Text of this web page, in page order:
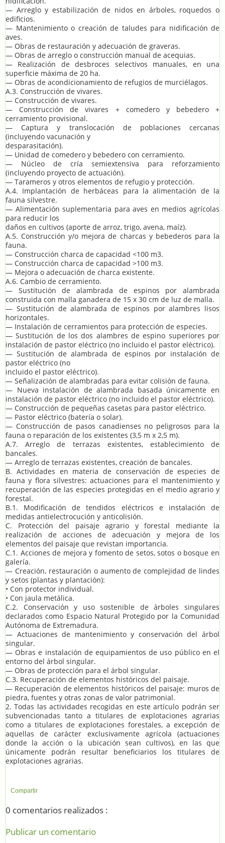
— Arreglo y estabilización de nidos en árboles, roquedos o
edificios.
— Mantenimiento o creación de taludes para nidificación de
aves.
— Obras de restauración y adecuación de graveras.
— Obras de arreglo o construcción manual de acequias.
— Realización de desbroces selectivos manuales, en una
superficie máxima de 20 ha.
— Obras de acondicionamiento de refugios de murciélagos.
A.3. Construcción de vivares.
— Construcción de vivares.
— Construcción de vivares + comedero y bebedero +
cerramiento provisional.
— Captura y translocación de poblaciones cercanas
(incluyendo vacunación y
desparasitación).
— Unidad de comedero y bebedero con cerramiento.
— Núcleo de cría semiextensiva para reforzamiento
(incluyendo proyecto de actuación).
— Tarameros y otros elementos de refugio y protección.
A.4. Implantación de herbáceas para la alimentación de la
fauna silvestre.
— Alimentación suplementaria para aves en medios agrícolas
para reducir los
daños en cultivos (aporte de arroz, trigo, avena, maíz).
A.5. Construcción y/o mejora de charcas y bebederos para la
fauna.
— Construcción charca de capacidad <100 m3.
— Construcción charca de capacidad >100 m3.
— Mejora o adecuación de charca existente.
A.6. Cambio de cerramiento.
— Sustitución de alambrada de espinos por alambrada
construida con malla ganadera de 15 x 30 cm de luz de malla.
— Sustitución de alambrada de espinos por alambres lisos
horizontales.
— Instalación de cerramientos para protección de especies.
— Sustitución de los dos alambres de espino superiores por
instalación de pastor eléctrico (no incluido el pastor eléctrico).
— Sustitución de alambrada de espinos por instalación de
pastor eléctrico (no
incluido el pastor eléctrico).
— Señalización de alambradas para evitar colisión de fauna.
— Nueva instalación de alambrada basada únicamente en
instalación de pastor eléctrico (no incluido el pastor eléctrico).
— Construcción de pequeñas casetas para pastor eléctrico.
— Pastor eléctrico (batería o solar).
— Construcción de pasos canadienses no peligrosos para la
fauna o reparación de los existentes (3,5 m x 2,5 m).
A.7. Arreglo de terrazas existentes, establecimiento de
bancales.
— Arreglo de terrazas existentes, creación de bancales.
B. Actividades en materia de conservación de especies de
fauna y flora silvestres: actuaciones para el mantenimiento y
recuperación de las especies protegidas en el medio agrario y
forestal.
B.1. Modificación de tendidos eléctricos e instalación de
medidas antielectrocución y anticolisión.
C. Protección del paisaje agrario y forestal mediante la
realización de acciones de adecuación y mejora de los
elementos del paisaje que revistan importancia.
C.1. Acciones de mejora y fomento de setos, sotos o bosque en
galería.
— Creación, restauración o aumento de complejidad de lindes
y setos (plantas y plantación):
• Con protector individual.
• Con jaula metálica.
C.2. Conservación y uso sostenible de árboles singulares
declarados como Espacio Natural Protegido por la Comunidad
Autónoma de Extremadura.
— Actuaciones de mantenimiento y conservación del árbol
singular.
— Obras e instalación de equipamientos de uso público en el
entorno del árbol singular.
— Obras de protección para el árbol singular.
C.3. Recuperación de elementos históricos del paisaje.
— Recuperación de elementos históricos del paisaje: muros de
piedra, fuentes y otras zonas de valor patrimonial.
2. Todas las actividades recogidas en este artículo podrán ser
subvencionadas tanto a titulares de explotaciones agrarias
como a titulares de explotaciones forestales, a excepción de
aquellas de carácter exclusivamente agrícola (actuaciones
donde la acción o la ubicación sean cultivos), en las que
únicamente podrán resultar beneficiarios los titulares de
explotaciones agrarias.
Compartir
0 comentarios realizados :
Publicar un comentario